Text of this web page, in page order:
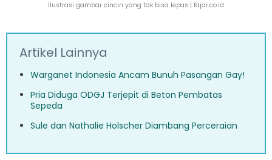
Ilustrasi gambar cincin yang tak bisa lepas | fajar.co.id
Artikel Lainnya
Warganet Indonesia Ancam Bunuh Pasangan Gay!
Pria Diduga ODGJ Terjepit di Beton Pembatas
Sepeda
Sule dan Nathalie Holscher Diambang Perceraian